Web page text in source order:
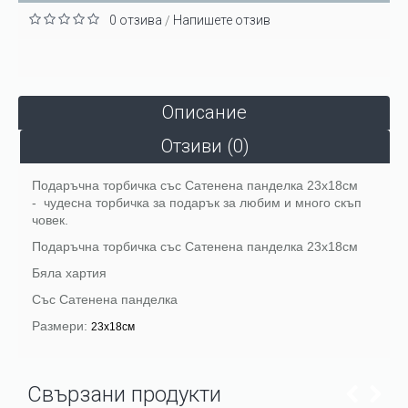
0 отзива / Напишете отзив
Описание
Отзиви (0)
Подаръчна торбичка със Сатенена панделка 23х18см
- чудесна торбичка за подарък за любим и много скъп
човек.
Подаръчна торбичка със Сатенена панделка 23х18см
Бяла хартия
Със Сатенена панделка
Размери: 23х18см
Свързани продукти